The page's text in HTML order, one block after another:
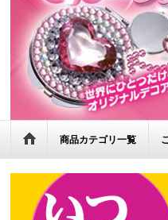
商品カテゴリ一覧